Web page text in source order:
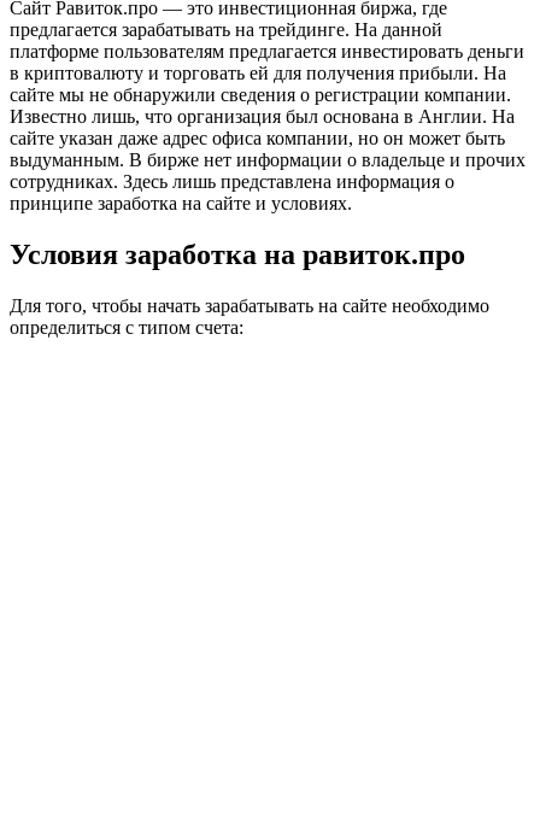
Сайт Равиток.про — это инвестиционная биржа, где
предлагается зарабатывать на трейдинге. На данной
платформе пользователям предлагается инвестировать деньги
в криптовалюту и торговать ей для получения прибыли. На
сайте мы не обнаружили сведения о регистрации компании.
Известно лишь, что организация был основана в Англии. На
сайте указан даже адрес офиса компании, но он может быть
выдуманным. В бирже нет информации о владельце и прочих
сотрудниках. Здесь лишь представлена информация о
принципе заработка на сайте и условиях.
Условия заработка на равиток.про
Для того, чтобы начать зарабатывать на сайте необходимо
определиться с типом счета: